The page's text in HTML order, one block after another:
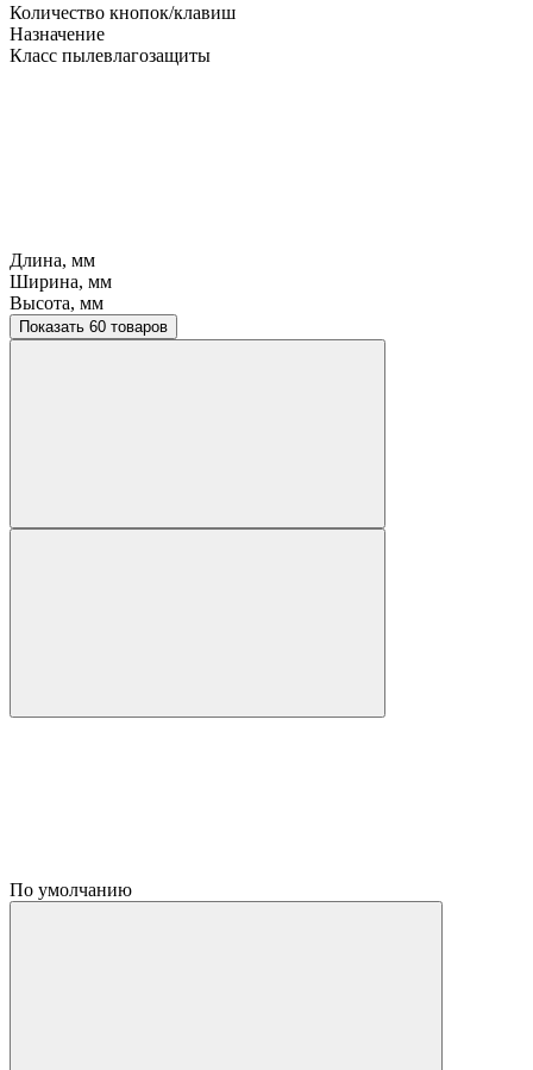
Количество кнопок/клавиш
Назначение
Класс пылевлагозащиты
Длина, мм
Ширина, мм
Высота, мм
Показать 60 товаров
По умолчанию